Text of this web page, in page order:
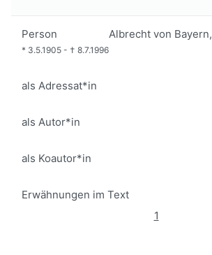
Person Albrecht von Bayern,
* 3.5.1905 - † 8.7.1996
als Adressat*in
als Autor*in
als Koautor*in
Erwähnungen im Text
1